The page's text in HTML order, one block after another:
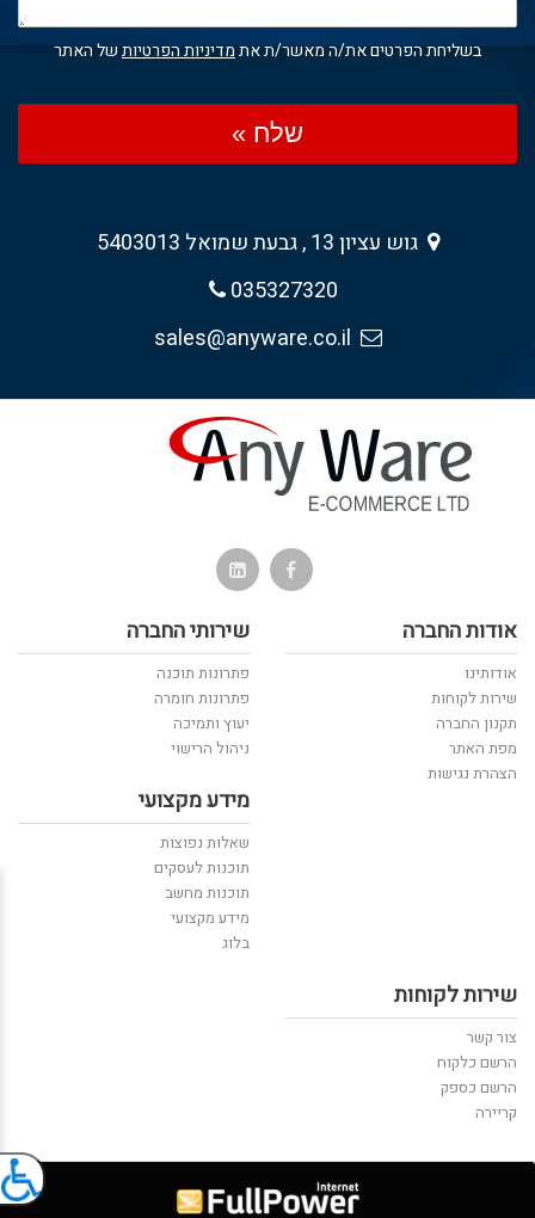
בשליחת הפרטים את/ה מאשר/ת אתמדיניות הפרטיותשל האתר
שלח »
גוש עציון 13 , גבעת שמואל 5403013
035327320
אודות החברה
אודותינו
שירות לקוחות
תקנון החברה
מפת האתר
הצהרת נגישות
שירותי החברה
פתרונות תוכנה
פתרונות חומרה
יעוץ ותמיכה
ניהול הרישוי
מידע מקצועי
שאלות נפוצות
תוכנות לעסקים
תוכנות מחשב
מידע מקצועי
בלוג
שירות לקוחות
צור קשר
הרשם כלקוח
הרשם כספק
קריירה